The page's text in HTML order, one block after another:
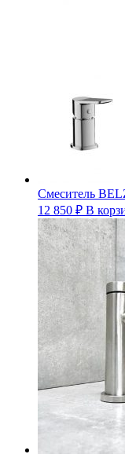
Смеситель
12 850 ₽ В